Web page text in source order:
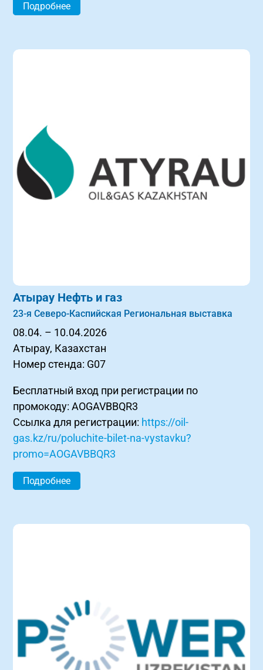
Подробнее
Атырау Нефть и газ
23-я Северо-Каспийская Региональная выставка
08.04. – 10.04.2026
Aтырау, Казахстан
Номер стенда: G07
Бесплатный вход при регистрации по
промокоду: AOGAVBBQR3
Ссылка для регистрации: https://oil-
gas.kz/ru/poluchite-bilet-na-vystavku?
promo=AOGAVBBQR3
Подробнее